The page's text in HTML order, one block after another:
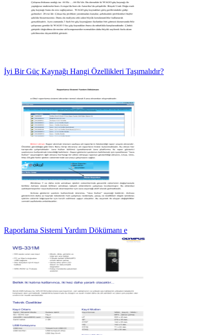
İyi Bir Güç Kaynağı Hangi Özellikleri Taşımalıdır?
Raporlama Sistemi Yardım Dökümanı e